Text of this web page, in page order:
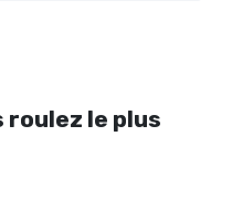
roulez le plus